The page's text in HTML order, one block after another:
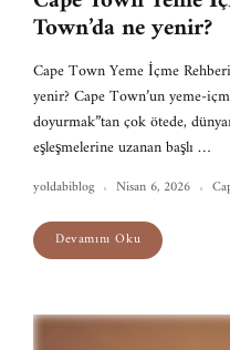
Town’da ne yenir?
Cape Town Yeme İçme
yenir? Cape Town’un yeme-
doyurmak”tan çok ötede,
eşleşmelerine uzanan başlı …
yoldabiblog Nisan 6, 2026
Devamını Oku